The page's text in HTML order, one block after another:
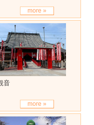
more »
音
more »